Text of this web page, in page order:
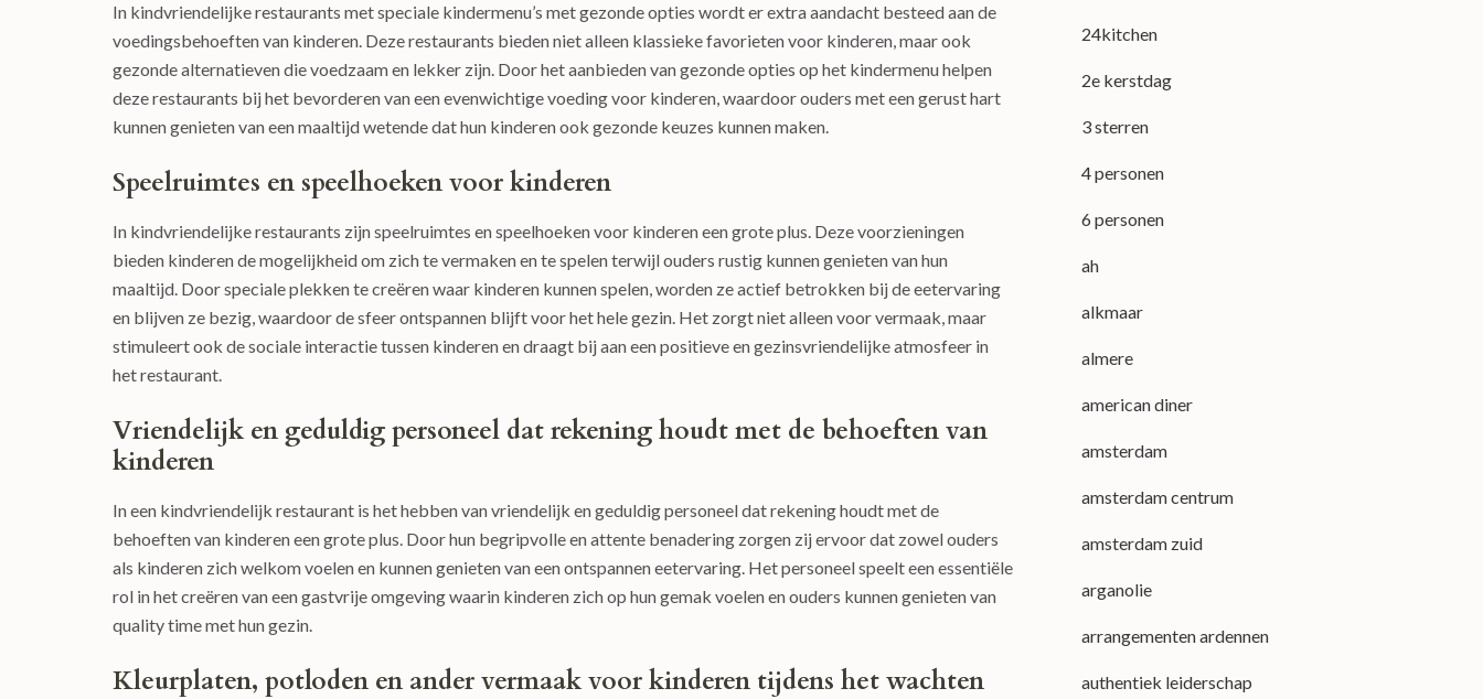
In kindvriendelijke restaurants met speciale kindermenu’s met gezonde opties wordt er extra aandacht besteed aan de
voedingsbehoeften van kinderen. Deze restaurants bieden niet alleen klassieke favorieten voor kinderen, maar ook
gezonde alternatieven die voedzaam en lekker zijn. Door het aanbieden van gezonde opties op het kindermenu helpen
deze restaurants bij het bevorderen van een evenwichtige voeding voor kinderen, waardoor ouders met een gerust hart
kunnen genieten van een maaltijd wetende dat hun kinderen ook gezonde keuzes kunnen maken.
Speelruimtes en speelhoeken voor kinderen
In kindvriendelijke restaurants zijn speelruimtes en speelhoeken voor kinderen een grote plus. Deze voorzieningen
bieden kinderen de mogelijkheid om zich te vermaken en te spelen terwijl ouders rustig kunnen genieten van hun
maaltijd. Door speciale plekken te creëren waar kinderen kunnen spelen, worden ze actief betrokken bij de eetervaring
en blijven ze bezig, waardoor de sfeer ontspannen blijft voor het hele gezin. Het zorgt niet alleen voor vermaak, maar
stimuleert ook de sociale interactie tussen kinderen en draagt bij aan een positieve en gezinsvriendelijke atmosfeer in
het restaurant.
Vriendelijk en geduldig personeel dat rekening houdt met de behoeften van
kinderen
In een kindvriendelijk restaurant is het hebben van vriendelijk en geduldig personeel dat rekening houdt met de
behoeften van kinderen een grote plus. Door hun begripvolle en attente benadering zorgen zij ervoor dat zowel ouders
als kinderen zich welkom voelen en kunnen genieten van een ontspannen eetervaring. Het personeel speelt een essentiële
rol in het creëren van een gastvrije omgeving waarin kinderen zich op hun gemak voelen en ouders kunnen genieten van
quality time met hun gezin.
Kleurplaten, potloden en ander vermaak voor kinderen tijdens het wachten
24kitchen
2e kerstdag
3 sterren
4 personen
6 personen
ah
alkmaar
almere
american diner
amsterdam
amsterdam centrum
amsterdam zuid
arganolie
arrangementen ardennen
authentiek leiderschap